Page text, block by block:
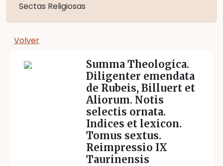
Sectas Religiosas
Volver
Summa Theologica.
Diligenter emendata
de Rubeis, Billuert et
Aliorum. Notis
selectis ornata.
Indices et lexicon.
Tomus sextus.
Reimpressio IX
Taurinensis